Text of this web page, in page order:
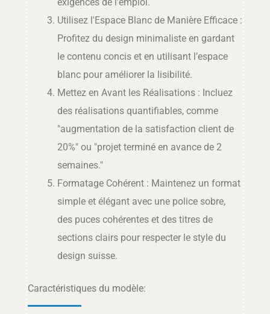
Utilisez l'Espace Blanc de Manière Efficace :
Profitez du design minimaliste en gardant
le contenu concis et en utilisant l’espace
blanc pour améliorer la lisibilité.
Mettez en Avant les Réalisations : Incluez
des réalisations quantifiables, comme
"augmentation de la satisfaction client de
20%" ou "projet terminé en avance de 2
semaines."
Formatage Cohérent : Maintenez un format
simple et élégant avec une police sobre,
des puces cohérentes et des titres de
sections clairs pour respecter le style du
design suisse.
Caractéristiques du modèle: